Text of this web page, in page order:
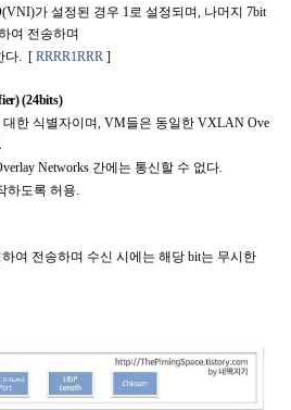
가 설정된 경우 1로 설정되며, 나머지 7bit
여 전송하며
다. [ RRRR1RRR ]
(24bits)
대한 식별자이며, VM들은 동일한 VXLAN Ove
.
Networks 간에는 통신할 수 없다.
하도록 허용.
여 전송하며 수신 시에는 해당 bit는 무시한